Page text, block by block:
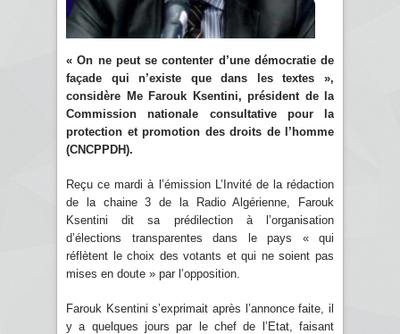
« On ne peut se contenter d’une démocratie de
façade qui n’existe que dans les textes »,
considère Me Farouk Ksentini, président de la
Commission nationale consultative pour la
protection et promotion des droits de l’homme
(CNCPPDH).
Reçu ce mardi à l’émission L’Invité de la rédaction
de la chaine 3 de la Radio Algérienne, Farouk
Ksentini dit sa prédilection à l’organisation
d’élections transparentes dans le pays « qui
réflètent le choix des votants et qui ne soient pas
mises en doute » par l’opposition.
Farouk Ksentini s’exprimait après l’annonce faite, il
y a quelques jours par le chef de l’Etat, faisant